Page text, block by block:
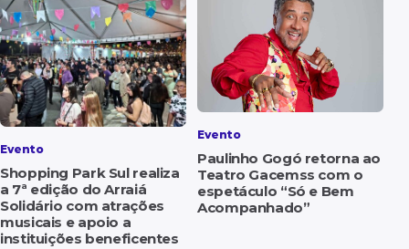
Evento
Shopping Park Sul realiza
a 7ª edição do Arraiá
Solidário com atrações
musicais e apoio a
instituições beneficentes
Evento
Paulinho Gogó retorna ao
Teatro Gacemss com o
espetáculo “Só e Bem
Acompanhado”